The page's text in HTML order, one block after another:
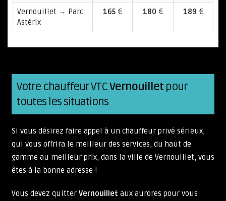
Vernouillet → Parc
Astérix
165€ 180 € 189 €
Votre chauffeur VTCVernouillet pour
toutes les situations
Si vous désirez faire appel à un chauffeur privé sérieux,
qui vous offrira le meilleur des services, du haut de
gamme au meilleur prix, dans la ville de Vernouillet, vous
êtes à la bonne adresse !
Vous devez quitter Vernouillet aux aurores pour vous